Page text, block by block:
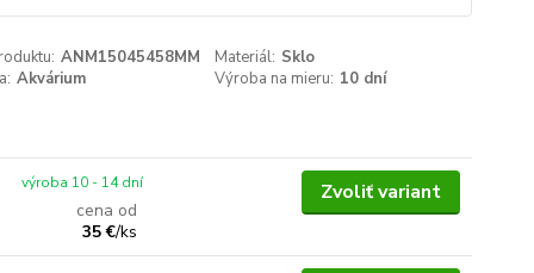
ANM15045458MM Materiál: Sklo
Akvárium Výroba na mieru: 10 dní
cena od
35 €/ks
výroba 10 - 14 dní Zvoliť variant